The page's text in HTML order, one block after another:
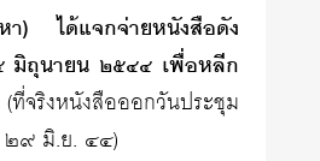
) ได้แจกจ่ายหนังสือดัง
มิถุนายน ๒๕๔๔ เพื่อหลีก
จริงหนังสือออกวันประชุม
๒๙ มิ.ย. ๔๔)